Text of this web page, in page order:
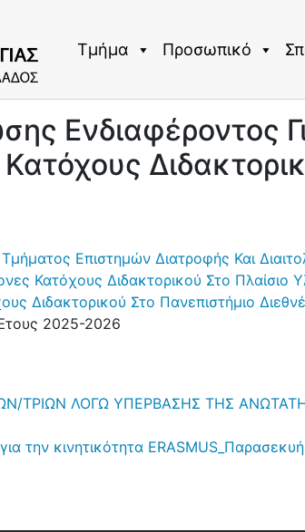
Τμήμα Προσωπικό
Ενδιαφέροντος
Επιστημών Διατροφής Και
Κατόχους Διδακτορικού Στο Πλαίσιο
Διδακτορικού Στο Πανεπιστήμιο
2025-2026
ΤΡΙΩΝ ΛΟΓΩ ΥΠΕΡΒΑΣΗΣ ΤΗΣ
την κινητικότητα